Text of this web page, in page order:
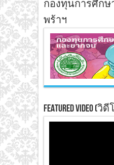
กองทุนการศึกษ
พร้าฯ
Featured Video (